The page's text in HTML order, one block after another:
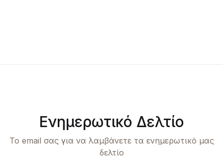
Ενημερωτικό Δελτίο
Το email σας για να λαμβάνετε τα ενημερωτικό μας
δελτίο